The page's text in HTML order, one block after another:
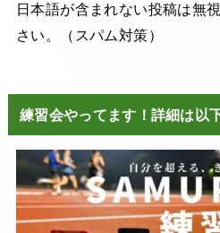
日本語が含まれない投稿は無
さい。（スパム対策）
練習会やってます！詳細は以